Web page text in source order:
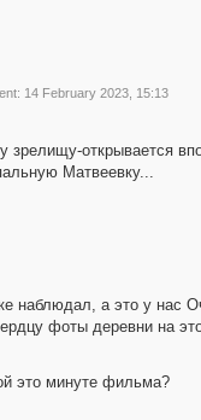
14 February 2023, 15:13
зрелищу-открывается
Матвеевку...
наблюдал, а это у нас
фоты деревни на
это минуте фильма?